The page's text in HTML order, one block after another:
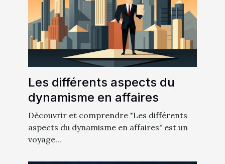
Les différents aspects du
dynamisme en affaires
Découvrir et comprendre "Les différents
aspects du dynamisme en affaires" est un
voyage...